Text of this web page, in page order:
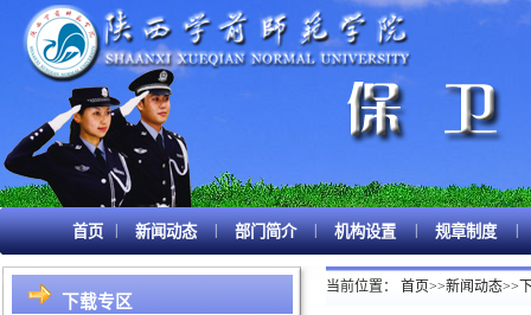
首页 | 新闻动态 | 部门简介 | 机构设置 | 规章制度 |
下载专区
新生入户申请书（模板）
校园机动车驾驶员交通安全承诺书
入户申请书(模板）
当前位置： 首页>>新闻动态>>